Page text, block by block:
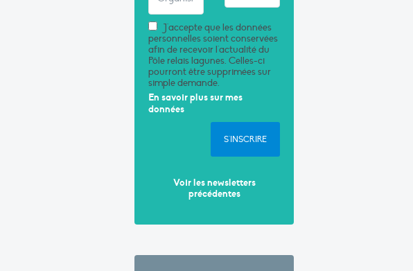
J'accepte que les données
personnelles soient conservées
afin de recevoir l'actualité du
Pôle relais lagunes. Celles-ci
pourront être supprimées sur
simple demande.
En savoir plus sur mes
données
S'INSCRIRE
Voir les newsletters
précédentes